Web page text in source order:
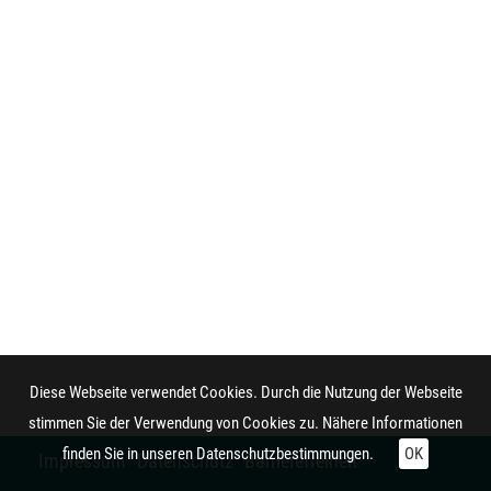
Diese Webseite verwendet Cookies. Durch die Nutzung der Webseite
stimmen Sie der Verwendung von Cookies zu. Nähere Informationen
finden Sie in unserenDatenschutzbestimmungen. OK
Impressum Datenschutz Barrierefreiheit